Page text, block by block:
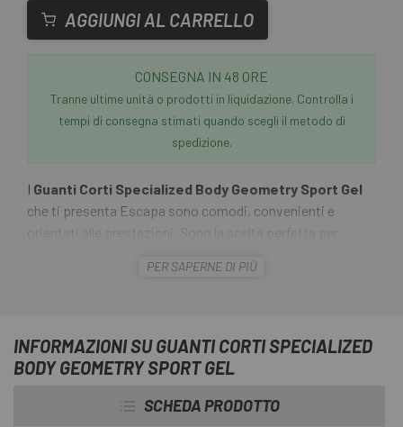
AGGIUNGI AL CARRELLO
CONSEGNA IN 48 ORE
Tranne ultime unità o prodotti in liquidazione. Controlla i
tempi di consegna stimati quando scegli il metodo di
spedizione.
I Guanti Corti Specialized Body Geometry Sport Gel
che ti presenta Escapa sono comodi, convenienti e
orientati alle prestazioni. Sono la scelta perfetta per
stabilire record ad ogni uscita. Presentano cuscinetti in
chiave. Questa combinazione garantisce che avrai una
minima affaticamento alle mani dovuto alle vibrazioni,
PER SAPERNE DI PIÙ
INFORMAZIONI SU GUANTI CORTI SPECIALIZED
BODY GEOMETRY SPORT GEL
SCHEDA PRODOTTO